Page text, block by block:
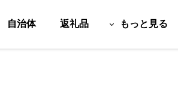
自治体 返礼品 もっと見る